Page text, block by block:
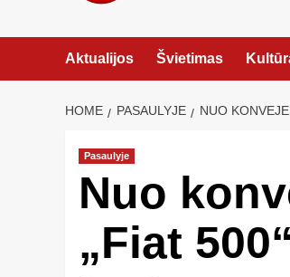
Aktualijos Švietimas
HOME PASAULYJE NUO
Pasaulyje
Nuo
„Fiat 500“